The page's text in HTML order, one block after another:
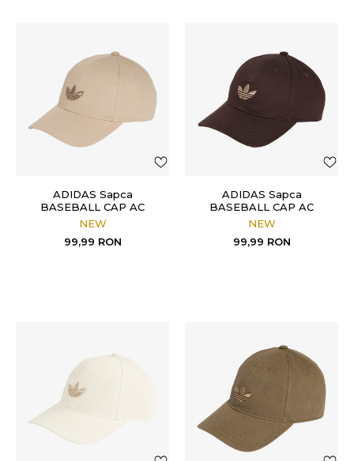
ADIDAS Sapca
BASEBALL CAP AC
NEW
99,99 RON
ADIDAS Sapca
BASEBALL CAP AC
NEW
99,99 RON